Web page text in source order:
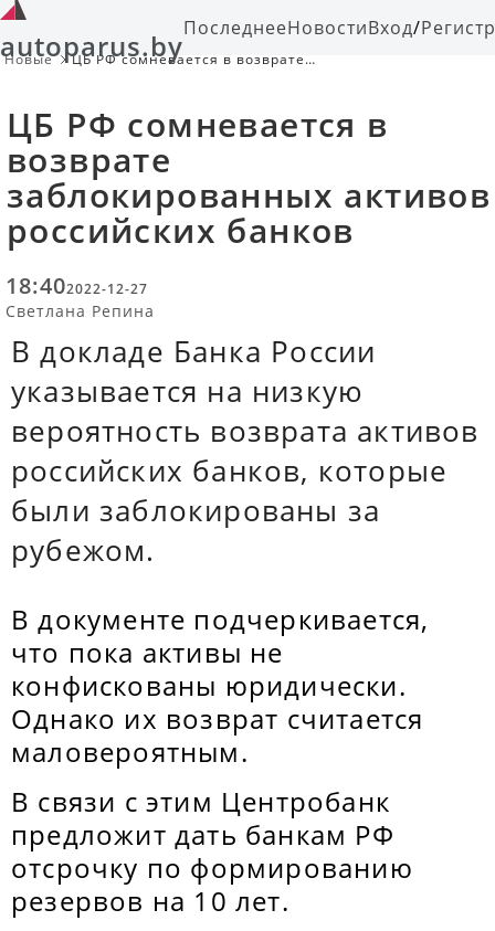
autoparus.byПоследнееНовостиВход/
Новые
ЦБ РФ сомневается в возврате
ЦБ РФ сомневается в
возврате
заблокированных активов
российских банков
18:402022-12-27
Светлана Репина
В докладе Банка России
указывается на низкую
вероятность возврата активов
российских банков, которые
были заблокированы за
рубежом.
В документе подчеркивается,
что пока активы не
конфискованы юридически.
Однако их возврат считается
маловероятным.
В связи с этим Центробанк
предложит дать банкам РФ
отсрочку по формированию
резервов на 10 лет.